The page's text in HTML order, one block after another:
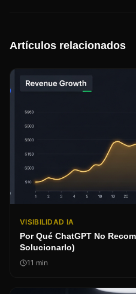
Artículos relacionados
VISIBILIDAD IA
Por Qué ChatGPT No
Solucionarlo)
11 min